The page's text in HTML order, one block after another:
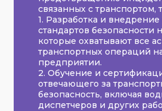
связанных с транспортом,
1. Разработка и
стандартов безопасности
которые охватывают все
транспортных операций
предприятии.
2. Обучение и
отвечающего за
безопасность, включая
диспетчеров и других